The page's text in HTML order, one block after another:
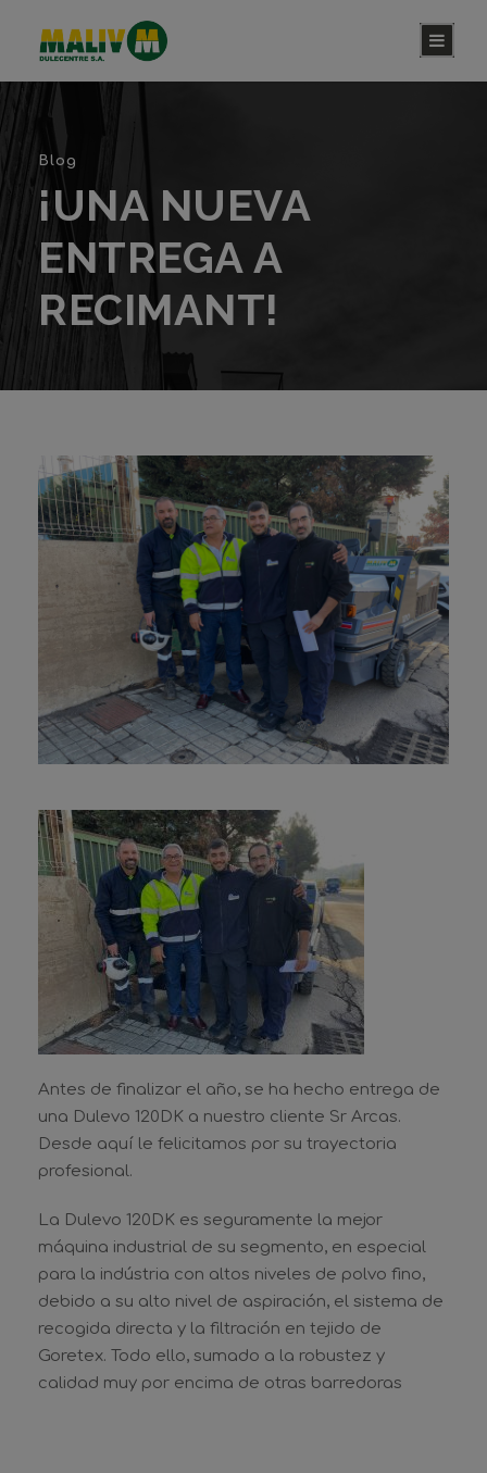
Blog
¡UNA NUEVA
ENTREGA A
RECIMANT!
Antes de finalizar el año, se ha hecho entrega de
una Dulevo 120DK a nuestro cliente Sr Arcas.
Desde aquí le felicitamos por su trayectoria
profesional.
La Dulevo 120DK es seguramente la mejor
máquina industrial de su segmento, en especial
para la indústria con altos niveles de polvo fino,
debido a su alto nivel de aspiración, el sistema de
recogida directa y la filtración en tejido de
Goretex. Todo ello, sumado a la robustez y
calidad muy por encima de otras barredoras